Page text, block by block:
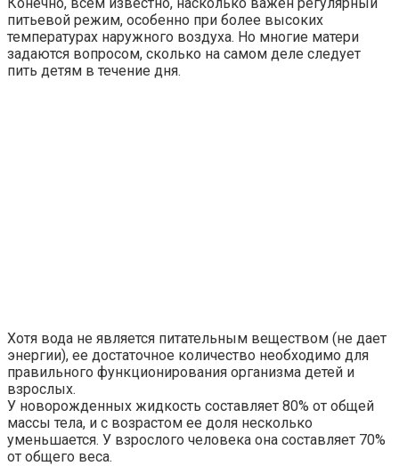
питьевой режим, особенно при более высоких
температурах наружного воздуха. Но многие матери
задаются вопросом, сколько на самом деле следует
пить детям в течение дня.
Хотя вода не является питательным веществом (не дает
энергии), ее достаточное количество необходимо для
правильного функционирования организма детей и
взрослых.
У новорожденных жидкость составляет 80% от общей
массы тела, и с возрастом ее доля несколько
уменьшается. У взрослого человека она составляет 70%
от общего веса.